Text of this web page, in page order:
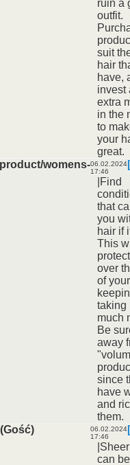
ruin a
outfit.
suit
hair
have,
invest
extra
in the
to
your
great.
womens-06.02.2024
17:46
|Find
that
you
hair if
This
over
of
taking
much
Be
away
since
have
and
them.
06.02.2024
17:46
can